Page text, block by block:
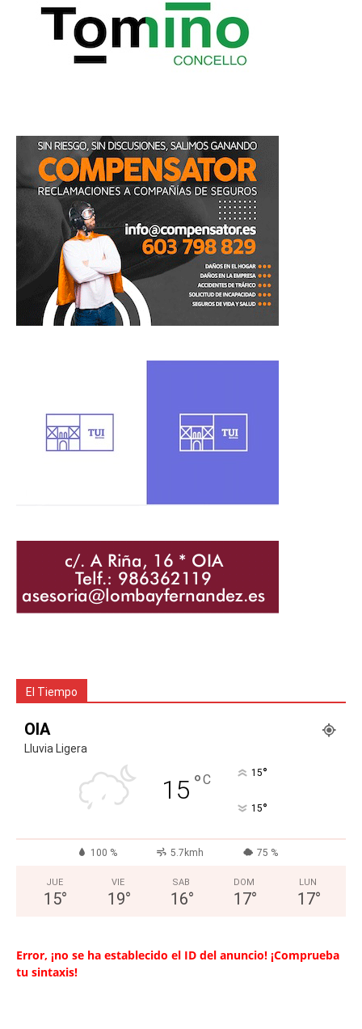
El Tiempo
OIA
Lluvia Ligera
15 °C 15°
15°
100 % 5.7kmh 75 %
JUE
15°
VIE
19°
SAB
16°
DOM
17°
LUN
17°
Error, ¡no se ha establecido el ID del anuncio! ¡Comprueba
tu sintaxis!